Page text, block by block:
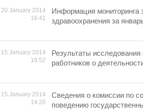
20 January 2014
16:41
Информация мониторинга
здравоохранения за
15 January 2014
16:52
Результаты
работников о
15 January 2014
14:20
Сведения о комиссии по
поведению